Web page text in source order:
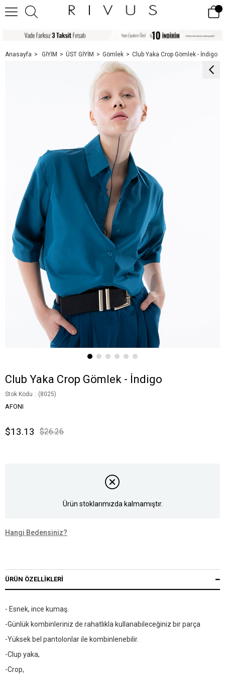
Anasayfa GİYİM ÜST GİYİM Gömlek Club Yaka Crop Gömlek - İndigo
Club Yaka Crop Gömlek - İndigo
Stok Kodu (8025)
AFONI
$26.26
$13.13
Ürün stoklarımızda kalmamıştır.
Hangi Bedensiniz?
ÜRÜN ÖZELLIKLERI
- Esnek, ince kumaş.
-Günlük kombinleriniz de rahatlıkla kullanabileceğiniz bir parça
-Yüksek bel pantolonlar ile kombinlenebilir.
-Clup yaka,
-Crop,